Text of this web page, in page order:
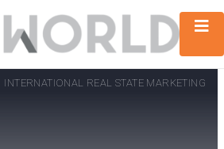
INTERNATIONAL REAL STATE MARKETING